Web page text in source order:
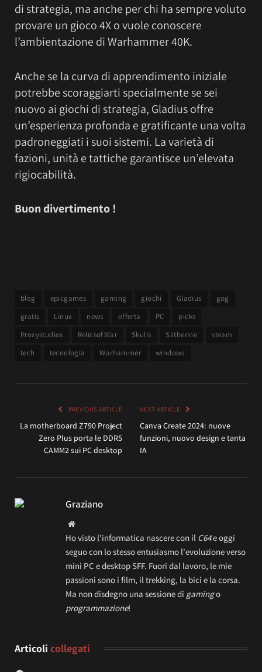
di strategia, ma anche per chi ha sempre voluto
provare un gioco 4X o vuole conoscere
l’ambientazione di Warhammer 40K.
Anche se la curva di apprendimento iniziale
potrebbe scoraggiarti specialmente se sei
nuovo ai giochi di strategia, Gladius offre
un’esperienza profonda e gratificante una volta
padroneggiati i suoi sistemi. La varietà di
fazioni, unità e tattiche garantisce un’elevata
rigiocabilità.
Buon divertimento !
blog epicgames gaming giochi Gladius
gog
gratis
Linux news offerta PC
picks
Proxystudios
RelicsofWar Skulls Slitherine
steam
tech
tecnologia Warhammer windows
PREVIOUS ARTICLE
La motherboard Z790 Project
Zero Plus porta le DDR5
CAMM2 sui PC desktop
NEXT ARTICLE
Canva Create 2024: nuove
funzioni, nuovo design e tanta
IA
Graziano
Website
Ho visto l'informatica nascere con il C64e oggi
seguo con lo stesso entusiasmo l'evoluzione verso
mini PC e desktop SFF. Fuori dal lavoro, le mie
passioni sono i film, il trekking, la bici e la corsa.
Ma non disdegno una sessione di gamingo
programmazione!
Articoli collegati